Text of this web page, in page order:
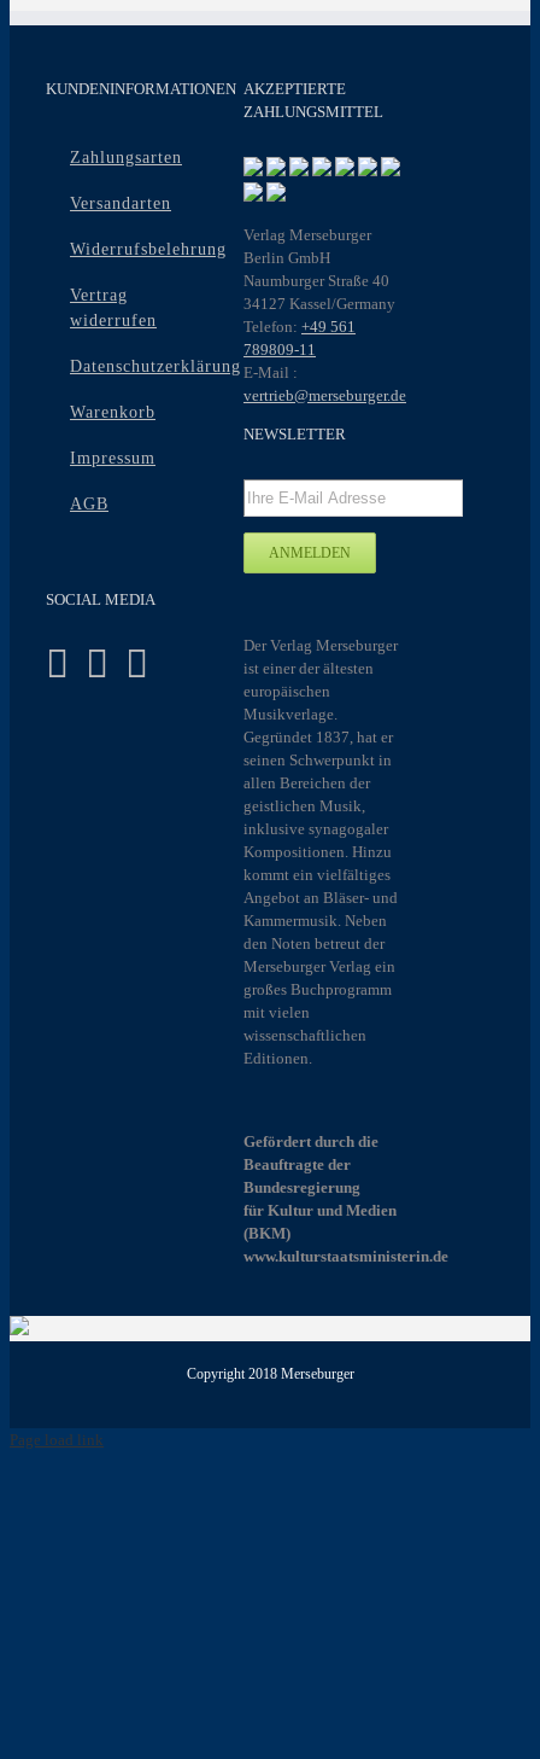
KUNDENINFORMATIONEN
Zahlungsarten
Versandarten
Widerrufsbelehrung
Vertrag
widerrufen
Datenschutzerklärung
Warenkorb
Impressum
AGB
SOCIAL MEDIA
AKZEPTIERTE
ZAHLUNGSMITTEL
Verlag Merseburger
Berlin GmbH
Naumburger Straße 40
34127 Kassel/Germany
Telefon: +49 561
789809-11
E-Mail :
vertrieb@merseburger.de
NEWSLETTER
Der Verlag Merseburger
ist einer der ältesten
europäischen
Musikverlage.
Gegründet 1837, hat er
seinen Schwerpunkt in
allen Bereichen der
geistlichen Musik,
inklusive synagogaler
Kompositionen. Hinzu
kommt ein vielfältiges
Angebot an Bläser- und
Kammermusik. Neben
den Noten betreut der
Merseburger Verlag ein
großes Buchprogramm
mit vielen
wissenschaftlichen
Editionen.
Gefördert durch die
Beauftragte der
Bundesregierung
für Kultur und Medien
(BKM)
www.kulturstaatsministerin.de
Copyright 2018 Merseburger
Page load link